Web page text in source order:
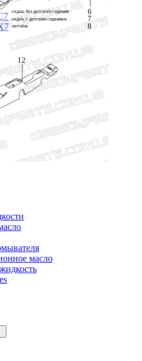
масло
6
7
8
12
седан, с детским сидением
седан, без детского сидения
хетчбэк